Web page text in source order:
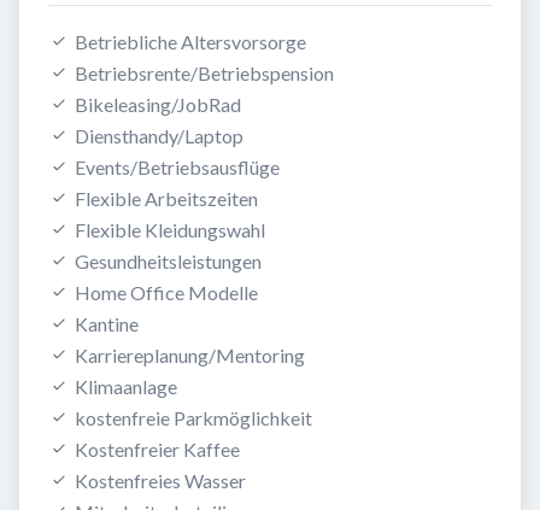
Betriebliche Altersvorsorge
Betriebsrente/Betriebspension
Bikeleasing/JobRad
Diensthandy/Laptop
Events/Betriebsausflüge
Flexible Arbeitszeiten
Flexible Kleidungswahl
Gesundheitsleistungen
Home Office Modelle
Kantine
Karriereplanung/Mentoring
Klimaanlage
kostenfreie Parkmöglichkeit
Kostenfreier Kaffee
Kostenfreies Wasser